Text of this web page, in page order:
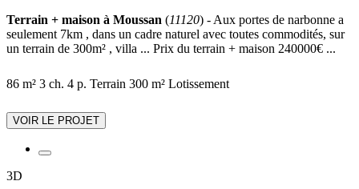
Terrain + maison à Moussan (11120) - Aux portes de narbonne a
seulement 7km , dans un cadre naturel avec toutes commodités, sur
un terrain de 300m² , villa ... Prix du terrain + maison 240000€ ...
86 m² 3 ch. 4 p. Terrain 300 m² Lotissement
VOIR LE PROJET
3D